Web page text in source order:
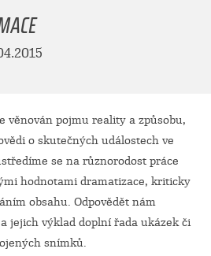
věnován pojmu reality a způsobu,
o skutečných událostech ve
se na různorodost práce
hodnotami dramatizace, kriticky
obsahu. Odpovědět nám
jejich výklad doplní řada ukázek či
snímků.